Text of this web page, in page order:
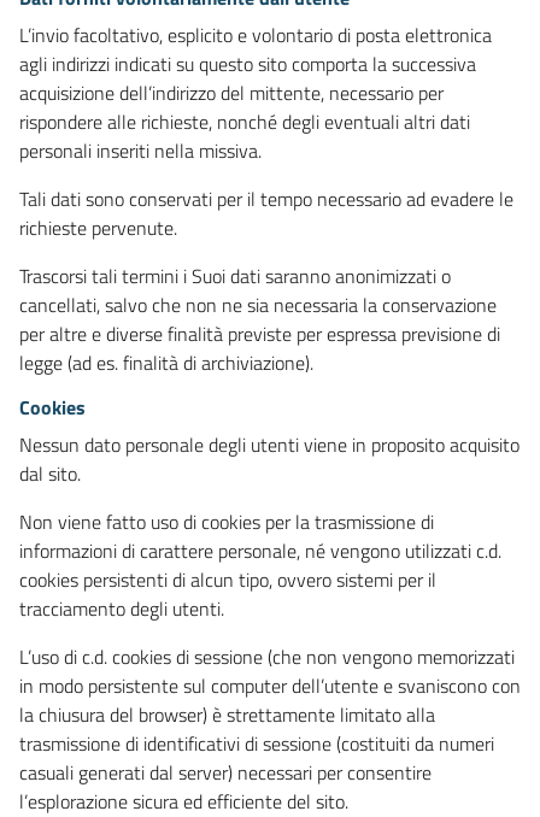
L’invio facoltativo, esplicito e volontario di posta elettronica
agli indirizzi indicati su questo sito comporta la successiva
acquisizione dell’indirizzo del mittente, necessario per
rispondere alle richieste, nonché degli eventuali altri dati
personali inseriti nella missiva.
Tali dati sono conservati per il tempo necessario ad evadere le
richieste pervenute.
Trascorsi tali termini i Suoi dati saranno anonimizzati o
cancellati, salvo che non ne sia necessaria la conservazione
per altre e diverse finalità previste per espressa previsione di
legge (ad es. finalità di archiviazione).
Cookies
Nessun dato personale degli utenti viene in proposito acquisito
dal sito.
Non viene fatto uso di cookies per la trasmissione di
informazioni di carattere personale, né vengono utilizzati c.d.
cookies persistenti di alcun tipo, ovvero sistemi per il
tracciamento degli utenti.
L’uso di c.d. cookies di sessione (che non vengono memorizzati
in modo persistente sul computer dell’utente e svaniscono con
la chiusura del browser) è strettamente limitato alla
trasmissione di identificativi di sessione (costituiti da numeri
casuali generati dal server) necessari per consentire
l’esplorazione sicura ed efficiente del sito.